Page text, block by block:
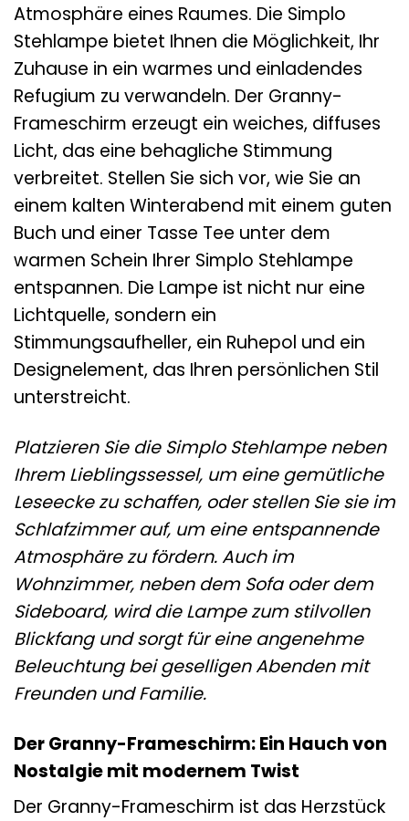
Atmosphäre eines Raumes. Die Simplo
Stehlampe bietet Ihnen die Möglichkeit, Ihr
Zuhause in ein warmes und einladendes
Refugium zu verwandeln. Der Granny-
Frameschirm erzeugt ein weiches, diffuses
Licht, das eine behagliche Stimmung
verbreitet. Stellen Sie sich vor, wie Sie an
einem kalten Winterabend mit einem guten
Buch und einer Tasse Tee unter dem
warmen Schein Ihrer Simplo Stehlampe
entspannen. Die Lampe ist nicht nur eine
Lichtquelle, sondern ein
Stimmungsaufheller, ein Ruhepol und ein
Designelement, das Ihren persönlichen Stil
unterstreicht.
Platzieren Sie die Simplo Stehlampe neben
Ihrem Lieblingssessel, um eine gemütliche
Leseecke zu schaffen, oder stellen Sie sie im
Schlafzimmer auf, um eine entspannende
Atmosphäre zu fördern. Auch im
Wohnzimmer, neben dem Sofa oder dem
Sideboard, wird die Lampe zum stilvollen
Blickfang und sorgt für eine angenehme
Beleuchtung bei geselligen Abenden mit
Freunden und Familie.
Der Granny-Frameschirm: Ein Hauch von
Nostalgie mit modernem Twist
Der Granny-Frameschirm ist das Herzstück